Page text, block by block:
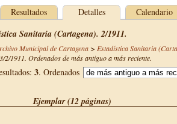
Resultados Detalles Calendario
Sanitaria (Cartagena). 2/1911.
Municipal de Cartagena> Estadística Sanitaria
2/1911. Ordenados de más antiguo a más reciente.
3. Ordenados
Ejemplar (12 páginas)